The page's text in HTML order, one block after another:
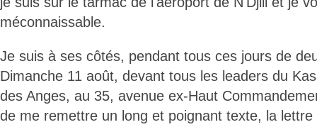
méconnaissable.
Je suis à ses côtés, pendant tous ces jours de
Dimanche 11 août, devant tous les leaders du
des Anges, au 35, avenue ex-Haut
de me remettre un long et poignant texte, la lettre